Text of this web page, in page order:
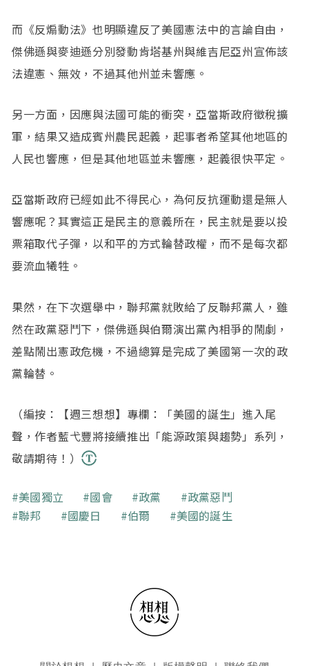
而《反煽動法》也明顯違反了美國憲法中的言論自由，
傑佛遜與麥迪遜分別發動肯塔基州與維吉尼亞州宣佈該
法違憲、無效，不過其他州並未響應。
另一方面，因應與法國可能的衝突，亞當斯政府徵稅擴
軍，結果又造成賓州農民起義，起事者希望其他地區的
人民也響應，但是其他地區並未響應，起義很快平定。
亞當斯政府已經如此不得民心，為何反抗運動還是無人
響應呢？其實這正是民主的意義所在，民主就是要以投
票箱取代子彈，以和平的方式輪替政權，而不是每次都
要流血犧牲。
果然，在下次選舉中，聯邦黨就敗給了反聯邦黨人，雖
然在政黨惡鬥下，傑佛遜與伯爾演出黨內相爭的鬧劇，
差點鬧出憲政危機，不過總算是完成了美國第一次的政
黨輪替。
（編按：【週三想想】專欄：「美國的誕生」進入尾
聲，作者藍弋豐將接續推出「能源政策與趨勢」系列，
敬請期待！）
關鍵字
美國獨立 國會 政黨
政黨惡鬥
聯邦
國慶日 伯爾 美國的誕生